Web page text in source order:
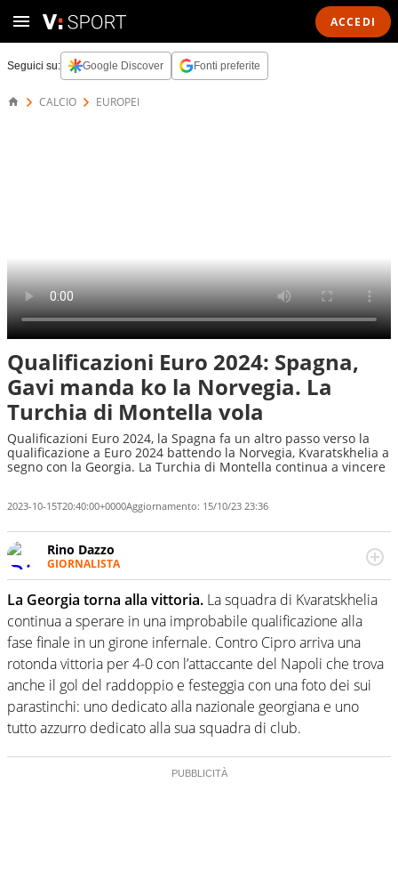
ACCEDI
Seguici su: Google Discover Fonti preferite
CALCIO EUROPEI
Qualificazioni Euro 2024: Spagna,
Gavi manda ko la Norvegia. La
Turchia di Montella vola
Qualificazioni Euro 2024, la Spagna fa un altro passo verso la
qualificazione a Euro 2024 battendo la Norvegia, Kvaratskhelia a
segno con la Georgia. La Turchia di Montella continua a vincere
2023-10-15T20:40:00+0000Aggiornamento: 15/10/23 23:36
Rino Dazzo
GIORNALISTA
Se mai ci fosse modo di traslare il glossario del calcio in
una nicchia di esperti, lui ne farebbe parte. Non si perde
una svista arbitrale né gli umori social del mondo delle
curve
La Georgia torna alla vittoria. La squadra di Kvaratskhelia
continua a sperare in una improbabile qualificazione alla
fase finale in un girone infernale. Contro Cipro arriva una
rotonda vittoria per 4-0 con l’attaccante del Napoli che trova
anche il gol del raddoppio e festeggia con una foto dei sui
parastinchi: uno dedicato alla nazionale georgiana e uno
tutto azzurro dedicato alla sua squadra di club.